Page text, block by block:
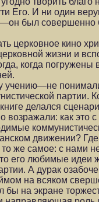
Его. И ни один
был совершенно
церковное кино
жизни и
когда
партии.
делался
возражали: как это
движении?
же самое: с нами
его любимые идеи
А дурак
на всяком
на экране